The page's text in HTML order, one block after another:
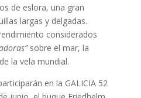
de eslora, una gran
largas y delgadas.
considerados
sobre el mar, la
la vela mundial.
en la GALICIA 52